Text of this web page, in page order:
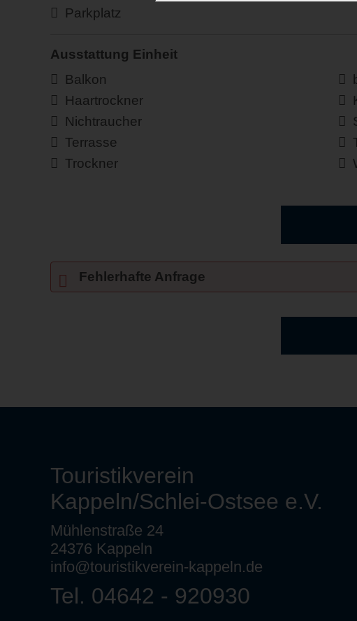
Parkplatz
Ausstattung Einheit
Balkon
Haartrockner
Nichtraucher
Terrasse
Trockner
Fehlerhafte Anfrage
Touristikverein
Kappeln/Schlei-Ostsee e.V.
Mühlenstraße 24
24376 Kappeln
info@touristikverein-kappeln.de
Tel. 04642 - 920930